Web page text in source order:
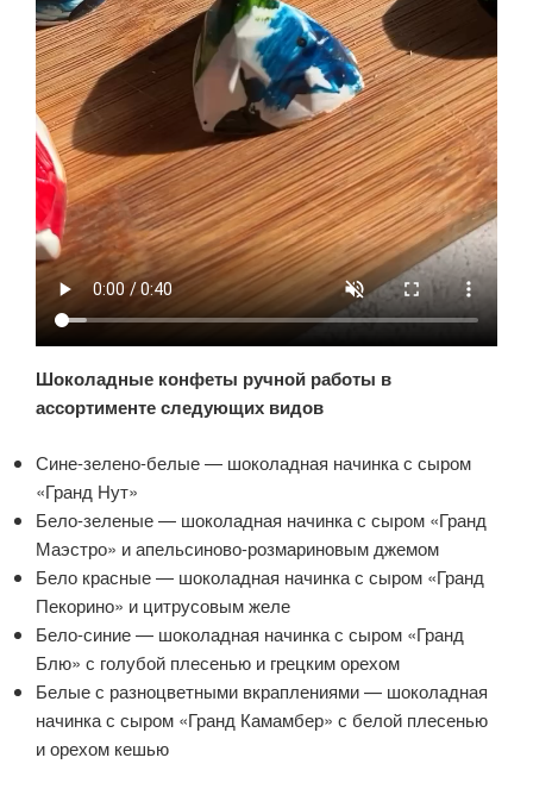
Шоколадные конфеты ручной работы в
ассортименте следующих видов
Сине-зелено-белые — шоколадная начинка с сыром
«Гранд Нут»
Бело-зеленые — шоколадная начинка с сыром «Гранд
Маэстро» и апельсиново-розмариновым джемом
Бело красные — шоколадная начинка с сыром «Гранд
Пекорино» и цитрусовым желе
Бело-синие — шоколадная начинка с сыром «Гранд
Блю» с голубой плесенью и грецким орехом
Белые с разноцветными вкраплениями — шоколадная
начинка с сыром «Гранд Камамбер» с белой плесенью
и орехом кешью